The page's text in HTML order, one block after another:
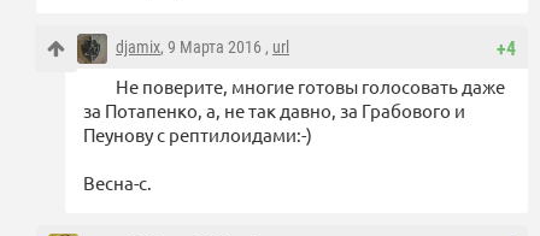
+4
djamix, 9 Марта 2016 , url
Не поверите, многие готовы голосовать даже
за Потапенко, а, не так давно, за Грабового и
Пеунову с рептилоидами:-)
Весна-с.